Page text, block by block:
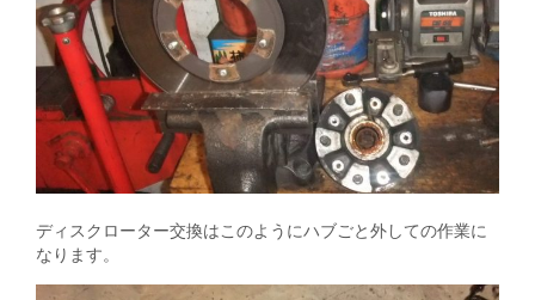
ディスクローター交換はこのようにハブごと外しての作業に
なります。